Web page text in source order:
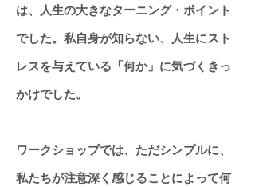
は、人生の大きなターニング・ポイント
でした。私自身が知らない、人生にスト
レスを与えている「何か」に気づくきっ
かけでした。
ワークショップでは、ただシンプルに、
私たちが注意深く感じることによって何